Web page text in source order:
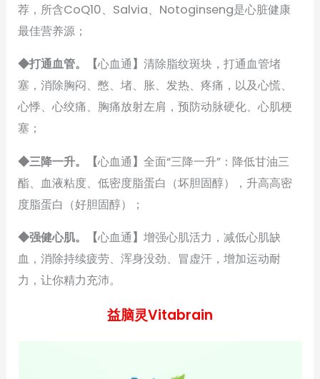
荐，所含CoQ10、Salvia、Notoginseng是心脏健康
最佳营养源；
◆打通血管。【心血通】清除脂纹斑块，打通血管堵
塞，消除胸闷、憋、堵、胀、发热、疼痛，以及心慌、
心悸、心绞痛、胸痛放射左肩，预防动脉硬化、心肌梗
塞；
◆三降一升。【心血通】全面“三降一升”：降低甘油三
酯、血液粘度、低密度脂蛋白（坏胆固醇），升高高密
度脂蛋白（好胆固醇）；
◆强健心肌。【心血通】增强心肌活力，减低心肌缺
血，消除持续疲劳、浑身没劲、冒虚汗，增加运动耐
力，让你精力充沛。
益脑灵Vitabrain